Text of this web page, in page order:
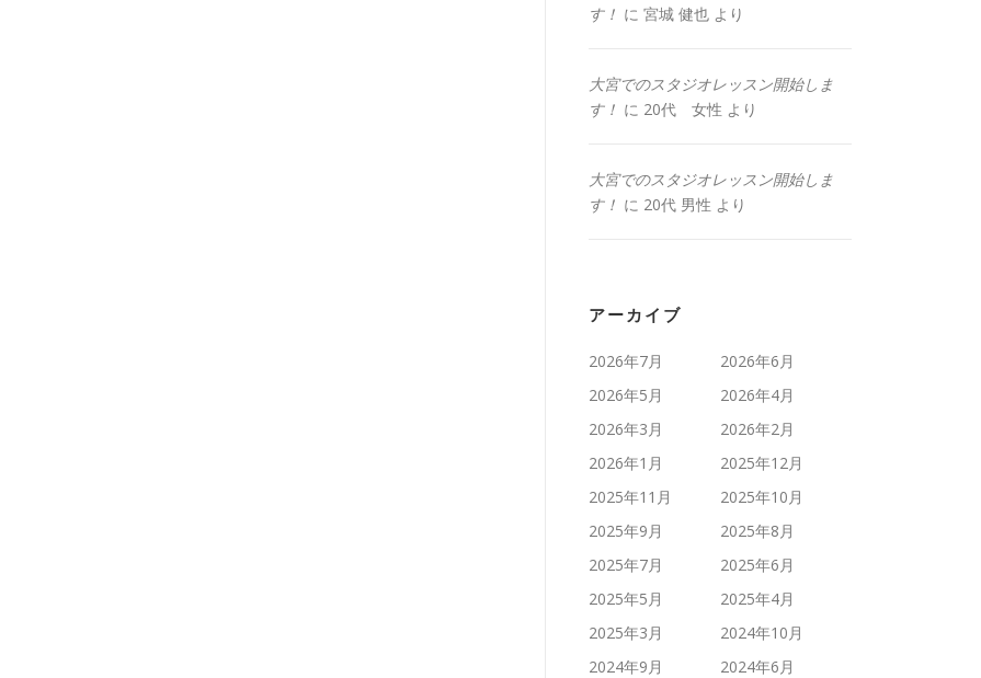
す！ に 宮城 健也 より
大宮でのスタジオレッスン開始しま
す！ に 20代 女性 より
大宮でのスタジオレッスン開始しま
す！ に 20代 男性 より
アーカイブ
2026年7月
2026年6月
2026年5月
2026年4月
2026年3月
2026年2月
2026年1月
2025年12月
2025年11月
2025年10月
2025年9月
2025年8月
2025年7月
2025年6月
2025年5月
2025年4月
2025年3月
2024年10月
2024年9月
2024年6月